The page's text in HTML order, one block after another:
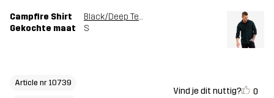
Campfire Shirt
Black/Deep Teal
Gekochte maat
S
Article nr 10739
Vind je dit nuttig? 0